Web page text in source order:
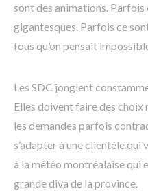
sont des animations. Parfois
gigantesques. Parfois ce
fous qu’on pensait
Les SDC jonglent
Elles doivent faire des choix
les demandes parfois
s’adapter à une clientèle
à la météo montréalaise qui
grande diva de la province.